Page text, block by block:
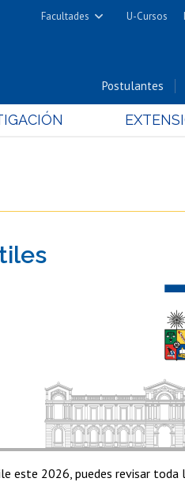
Facultades
Cs. Físicas y Matemáticas
Cs. Químicas y Farmacéuticas
U-Cursos
Postulantes
este 2026, puedes revisar